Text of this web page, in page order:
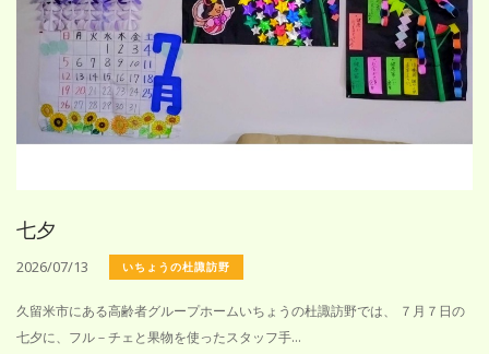
七夕
2026/07/13 いちょうの杜諏訪野
久留米市にある高齢者グループホームいちょうの杜諏訪野では、 ７月７日の
七夕に、フル－チェと果物を使ったスタッフ手...